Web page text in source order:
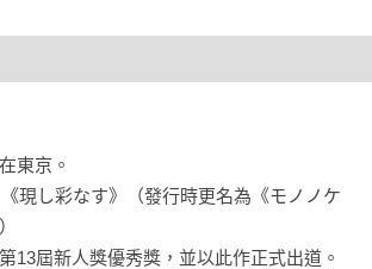
東京。
現し彩なす》（發行時更名為《モノノケ
13屆新人獎優秀獎，並以此作正式出道。